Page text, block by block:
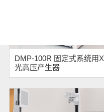
DMP-100R 固定式系统用X
光高压产生器